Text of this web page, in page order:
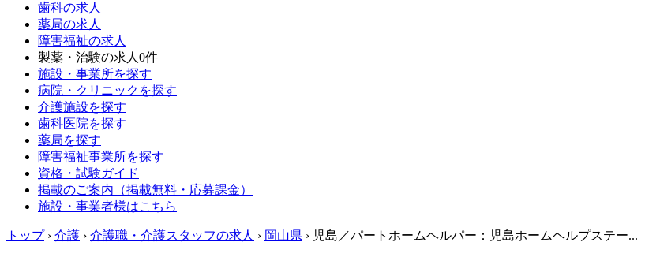
歯科の求人
薬局の求人
障害福祉の求人
製薬・治験の求人 0件
施設・事業所を探す
病院・クリニックを探す
介護施設を探す
歯科医院を探す
薬局を探す
障害福祉事業所を探す
資格・試験ガイド
掲載のご案内（掲載無料・応募課金）
施設・事業者様はこちら
トップ › 介護 › 介護職・介護スタッフの求人 › 岡山県 › 児島／パートホームヘルパー：児島ホームヘルプステー...